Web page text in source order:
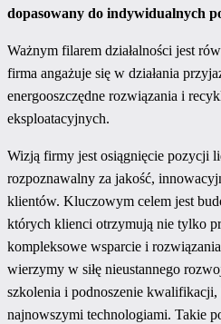
dopasowany do indywidualnych
Ważnym filarem działalności jest
firma angażuje się w działania
energooszczędne rozwiązania i
eksploatacyjnych.
Wizją firmy jest osiągnięcie pozycji
rozpoznawalny za jakość,
klientów. Kluczowym celem jest
których klienci otrzymują nie tylko
kompleksowe wsparcie i
wierzymy w siłę nieustannego
szkolenia i podnoszenie kwalifikacji,
najnowszymi technologiami. Takie